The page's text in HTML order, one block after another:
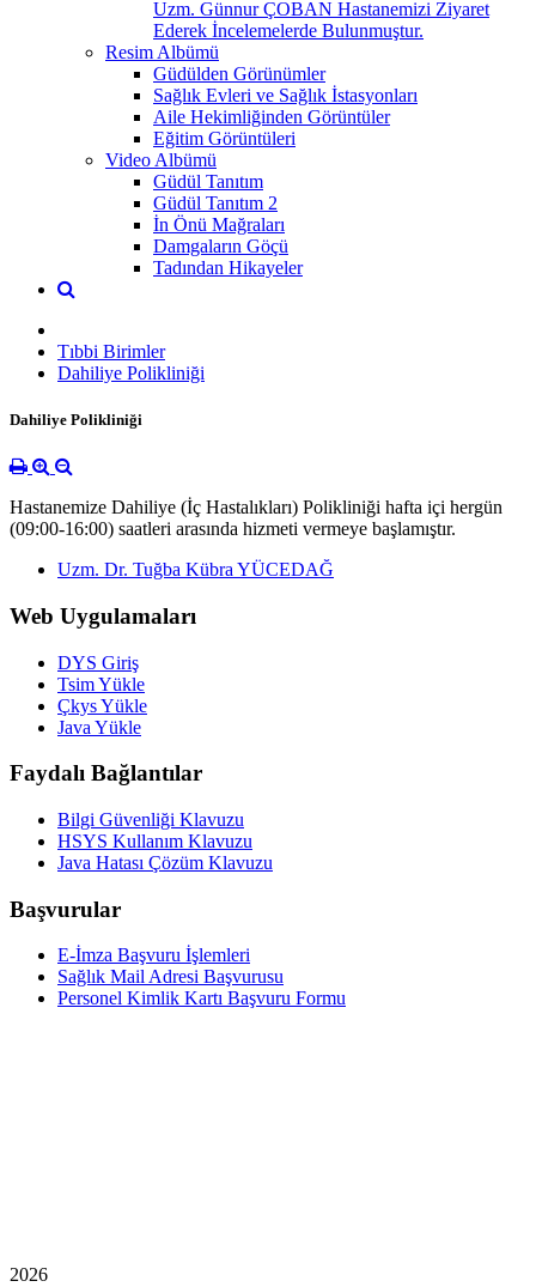
Uzm. Günnur ÇOBAN Hastanemizi Ziyaret
Ederek İncelemelerde Bulunmuştur.
Resim Albümü
Güdülden Görünümler
Sağlık Evleri ve Sağlık İstasyonları
Aile Hekimliğinden Görüntüler
Eğitim Görüntüleri
Video Albümü
Güdül Tanıtım
Güdül Tanıtım 2
İn Önü Mağraları
Damgaların Göçü
Tadından Hikayeler
Tıbbi Birimler
Dahiliye Polikliniği
Dahiliye Polikliniği
Hastanemize Dahiliye (İç Hastalıkları) Polikliniği hafta içi hergün
(09:00-16:00) saatleri arasında hizmeti vermeye başlamıştır.
Uzm. Dr. Tuğba Kübra YÜCEDAĞ
Web Uygulamaları
DYS Giriş
Tsim Yükle
Çkys Yükle
Java Yükle
Faydalı Bağlantılar
Bilgi Güvenliği Klavuzu
HSYS Kullanım Klavuzu
Java Hatası Çözüm Klavuzu
Başvurular
E-İmza Başvuru İşlemleri
Sağlık Mail Adresi Başvurusu
Personel Kimlik Kartı Başvuru Formu
2026